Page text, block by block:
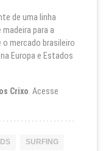
de uma linha
para a
mercado brasileiro
Europa e Estados
Crixo . Acesse
SURFING